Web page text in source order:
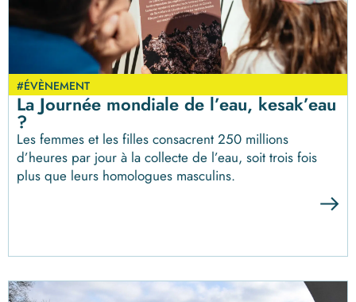
#ÉVÈNEMENT
La Journée mondiale de l’eau, kesak’eau
?
Les femmes et les filles consacrent 250 millions
d’heures par jour à la collecte de l’eau, soit trois fois
plus que leurs homologues masculins.